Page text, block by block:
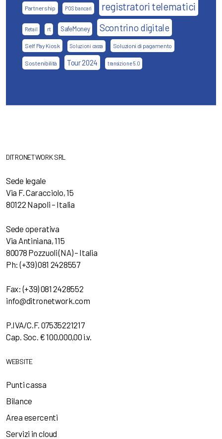
Partnership POS bancari registratori telematici
Retail rt SafeMoney Scontrino digitale
Self Pay Kiosk Soluzioni cassa Soluzioni di pagamento
Sostenibilità Tour 2024 transizione 5.0
DITRONETWORK SRL
Sede legale
Via F. Caracciolo, 15
80122 Napoli – Italia
Sede operativa
Via Antiniana, 115
80078 Pozzuoli (NA) – Italia
Ph: (+39) 081 2428557
Fax: (+39) 081 2428552
info@ditronetwork.com
P.IVA/C.F. 07535221217
Cap. Soc. € 100.000,00 i.v.
WEBSITE
Punti cassa
Bilance
Area esercenti
Servizi in cloud